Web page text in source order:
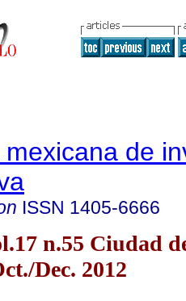
mexicana de
ISSN 1405-6666
n.55 Ciudad
Dec. 2012